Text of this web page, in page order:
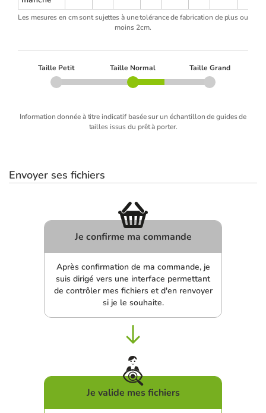
Les mesures en cm sont sujettes à une tolérance de fabrication de plus ou
moins 2cm.
Taille Petit Taille Normal Taille Grand
Information donnée à titre indicatif basée sur un échantillon de guides de
tailles issus du prêt à porter.
Envoyer ses fichiers
Je confirme ma commande
Après confirmation de ma commande, je
suis dirigé vers une interface permettant
de contrôler mes fichiers et d'en renvoyer
si je le souhaite.
Je valide mes fichiers